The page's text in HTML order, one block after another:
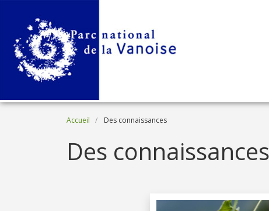
Fil d'Ariane
Accueil Des connaissances
Des connaissances